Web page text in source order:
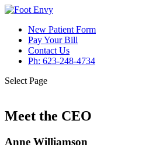
New Patient Form
Pay Your Bill
Contact Us
Ph: 623-248-4734
Select Page
Meet the CEO
Anne Williamson